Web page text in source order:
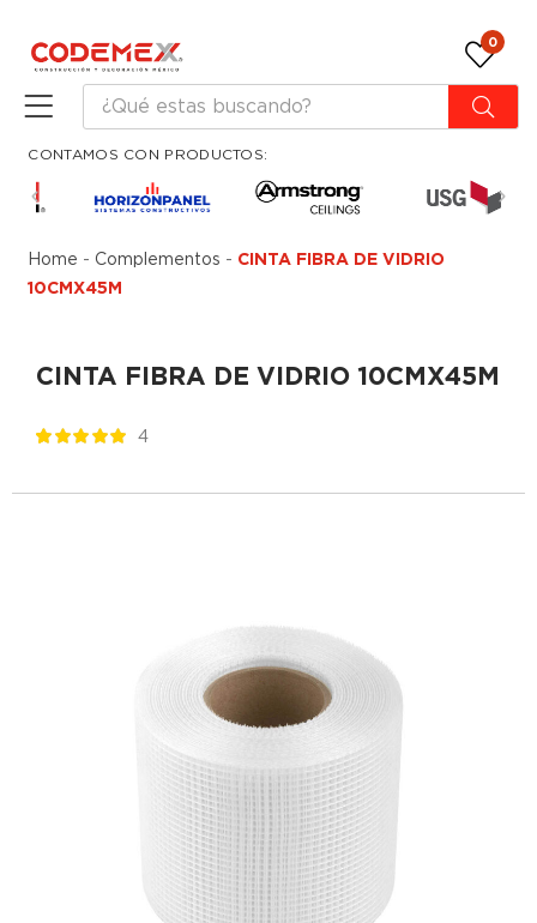
0
CONTAMOS CON PRODUCTOS:
Home - Complementos - CINTA FIBRA DE VIDRIO
10CMX45M
CINTA FIBRA DE VIDRIO 10CMX45M
basado en
4